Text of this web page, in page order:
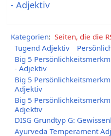
- Adjektiv
Kategorien: Seiten, die die
Tugend Adjektiv
Big 5
- Adjektiv
Big 5
Adjektiv
Big 5
Adjektiv
DISG Grundtyp G:
Ayurveda Temperament